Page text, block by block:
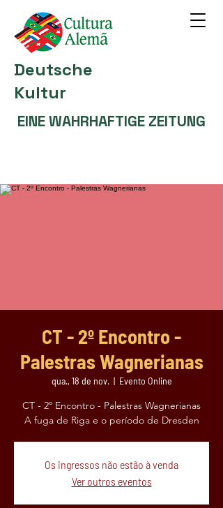
Deutsche
Kultur
EINE WAHRHAFTIGE ZEITUNG
CT - 2º Encontro -
Palestras Wagnerianas
qua., 18 de nov.
  |
Evento Online
CT - 2º Encontro - Palestras Wagnerianas
A fuga de Riga e o período de Dresden
Os ingressos não estão à venda
Ver outros eventos